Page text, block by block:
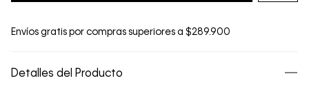
Envíos gratis por compras superiores a $289.900
Detalles del Producto